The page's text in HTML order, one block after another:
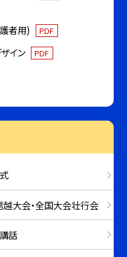
者用)
PDF
イン PDF
大会・全国大会壮行会
話